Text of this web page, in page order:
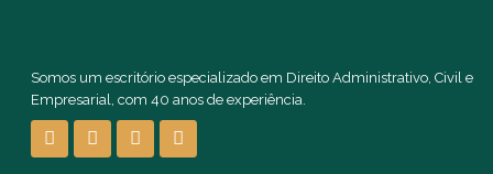
Somos um escritório especializado em Direito Administrativo, Civil e
Empresarial, com 40 anos de experiência.